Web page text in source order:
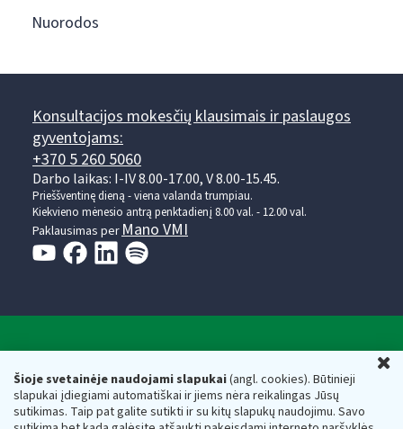
Šioje svetainėje naudojami slapukai(angl. cookies). Būtinieji
slapukai įdiegiami automatiškai ir jiems nėra reikalingas Jūsų
sutikimas. Taip pat galite sutikti ir su kitų slapukų naudojimu. Savo
Nuorodos
Konsultacijos mokesčių klausimais ir paslaugos
gyventojams:
+370 5 260 5060
Darbo laikas: I-IV 8.00-17.00, V 8.00-15.45.
Prieššventinę dieną - viena valanda trumpiau.
Kiekvieno mėnesio antrą penktadienį 8.00 val. - 12.00 val.
Paklausimas per Mano VMI
Respublikos finansų ministerijos
Biudžetinė įstaiga. Juridinio asmens kodas — 188659752,
adresas: Vasario 16-osios g. 14, 01107 Vilnius, Lietuva, el.paštas: